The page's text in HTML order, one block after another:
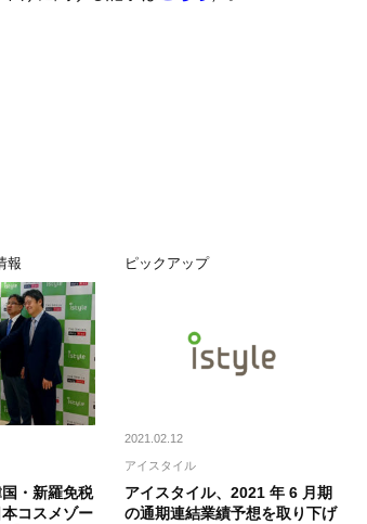
報
・新羅免税
コスメゾー
ピックアップ
2021.02.12
アイスタイル
アイスタイル、2021 年 6 月期
の通期連結業績予想を取り下げ